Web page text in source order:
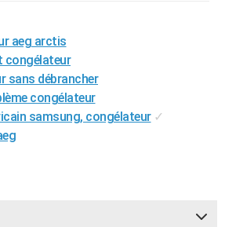
aeg arctis
congélateur
sans débrancher
congélateur
samsung, congélateur ✓